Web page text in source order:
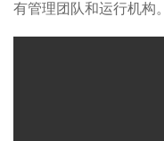
有管理团队和运行机构。